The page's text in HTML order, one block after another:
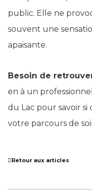
public. Elle ne
souvent une
apaisante.
Besoin de
en à un
du Lac pour savoir
votre parcours de
Retour aux articles